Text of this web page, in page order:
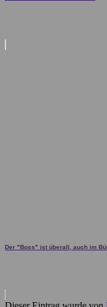
Der "Boss" ist überall, auch im